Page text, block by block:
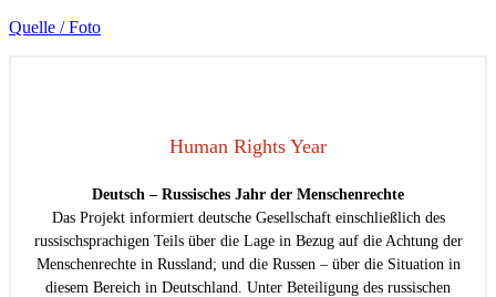
Quelle / Foto
Human Rights Year
Deutsch – Russisches Jahr der Menschenrechte
Das Projekt informiert deutsche Gesellschaft einschließlich des
russischsprachigen Teils über die Lage in Bezug auf die Achtung der
Menschenrechte in Russland; und die Russen – über die Situation in
diesem Bereich in Deutschland. Unter Beteiligung des russischen